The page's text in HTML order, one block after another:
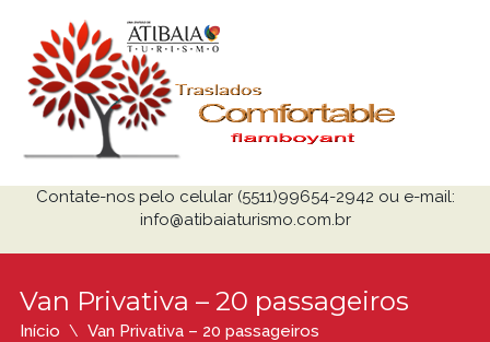
Contate-nos pelo celular (5511)99654-2942 ou e-mail:
info@atibaiaturismo.com.br
Van Privativa – 20 passageiros
Início Van Privativa – 20 passageiros